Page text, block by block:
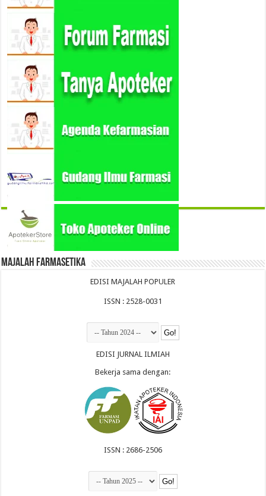
Majalah Farmasetika
EDISI MAJALAH POPULER
ISSN : 2528-0031
EDISI JURNAL ILMIAH
Bekerja sama dengan:
ISSN : 2686-2506